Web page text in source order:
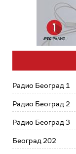
Радио Београд 1
Радио Београд 2
Радио Београд 3
Београд 202